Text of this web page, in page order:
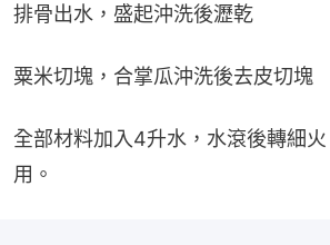
排骨出水，盛起沖洗後瀝乾
粟米切塊，合掌瓜沖洗後去皮切塊
全部材料加入4升水，水滾後轉細
用。